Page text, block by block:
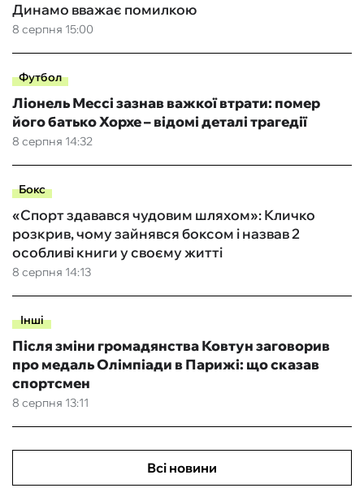
8 серпня 15:00
Динамо вважає помилкою
Футбол
8 серпня 14:32
Ліонель Мессі зазнав важкої втрати: помер
його батько Хорхе – відомі деталі трагедії
Бокс
8 серпня 14:13
«Спорт здавався чудовим шляхом»: Кличко
розкрив, чому зайнявся боксом і назвав 2
особливі книги у своєму житті
Інші
8 серпня 13:11
Після зміни громадянства Ковтун заговорив
про медаль Олімпіади в Парижі: що сказав
спортсмен
Всі новини